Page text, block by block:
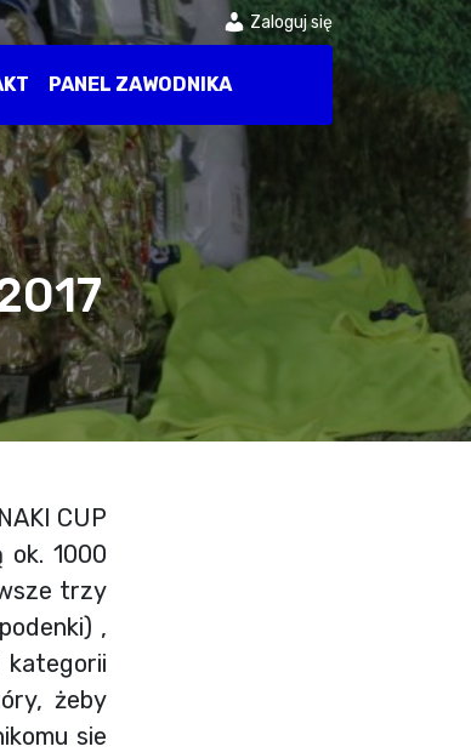
Zaloguj się
PANEL ZAWODNIKA
CUP
ok. 1000
trzy
,
kategorii
żeby
sie